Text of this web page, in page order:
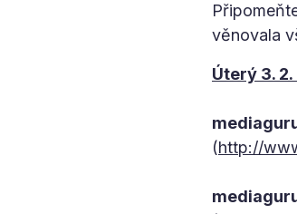
věnovala
Úterý 3. 2.
(http://